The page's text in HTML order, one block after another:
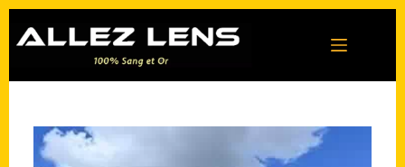
contenu